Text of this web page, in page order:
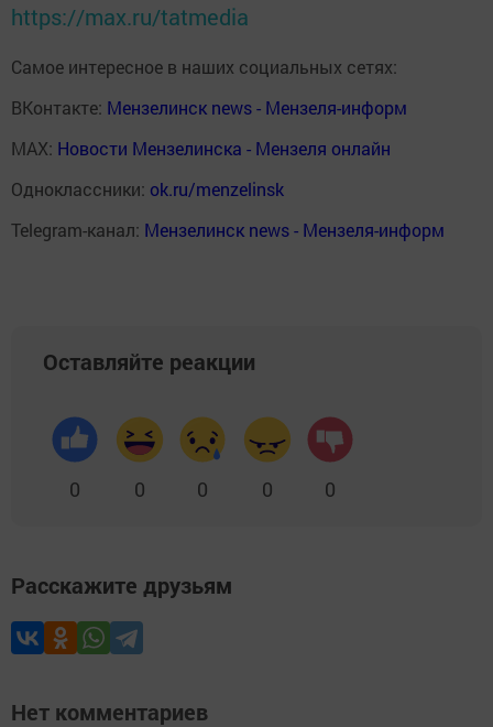
https://max.ru/tatmedia
Самое интересное в наших социальных сетях:
ВКонтакте: Мензелинск news - Мензеля-информ
MAX: Новости Мензелинска - Мензеля онлайн
Одноклассники: ok.ru/menzelinsk
Telegram-канал: Мензелинск news - Мензеля-информ
Оставляйте реакции
0 0 0 0 0
Расскажите друзьям
Нет комментариев